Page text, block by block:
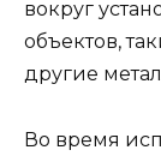
вокруг
объектов,
другие
Во время